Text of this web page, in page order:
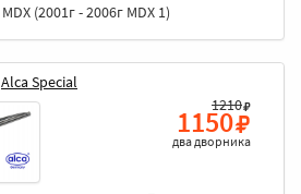
(2001г - 2006г MDX 1)
Alca Special
1210
1150
два дворника